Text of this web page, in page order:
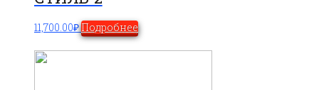
11,700.00₽ Подробнее